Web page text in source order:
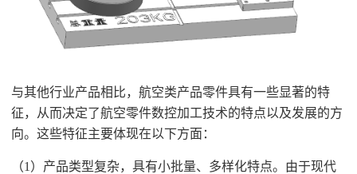
与其他行业产品相比，航空类产品零件具有一些显著的特
征，从而决定了航空零件数控加工技术的特点以及发展的方
向。这些特征主要体现在以下方面：
（1）产品类型复杂，具有小批量、多样化特点。由于现代